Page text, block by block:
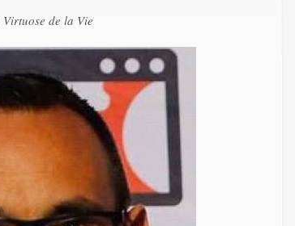
Virtuose de la Vie